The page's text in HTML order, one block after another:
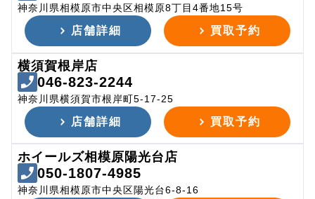
神奈川県相模原市中央区相模原8丁目4番地15号
店舗詳細 買取予約
横須賀根岸店
046-823-2244
神奈川県横須賀市根岸町5-17-25
店舗詳細 買取予約
ホイールズ相模原陽光台店
050-1807-4985
神奈川県相模原市中央区陽光台6-8-16